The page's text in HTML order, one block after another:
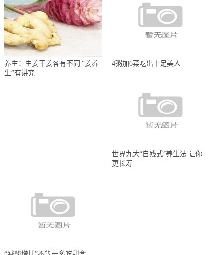
养生：生姜干姜各有不同 “姜养
生”有讲究
4粥加6菜吃出十足美人
世界九大“自残式”养生法 让你
更长寿